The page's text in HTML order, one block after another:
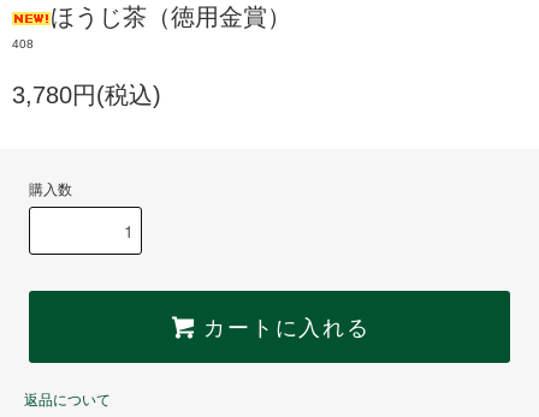
ほうじ茶（徳用金賞）
408
3,780円(税込)
購入数
カートに入れる
返品について